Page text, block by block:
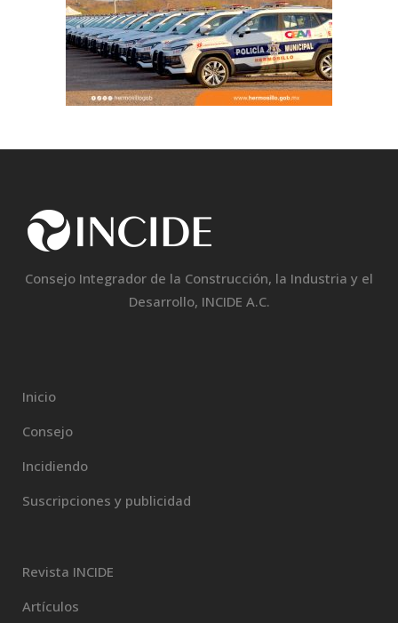
Consejo Integrador de la Construcción, la Industria y el
Desarrollo, INCIDE A.C.
Inicio
Consejo
Incidiendo
Suscripciones y publicidad
Revista INCIDE
Artículos